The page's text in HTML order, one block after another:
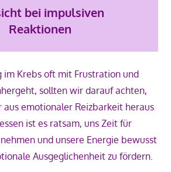
bei impulsiven
Reaktionen
im Krebs oft mit Frustration und
sollten wir darauf achten,
aus emotionaler Reizbarkeit heraus
ist es ratsam, uns Zeit für
und unsere Energie bewusst
Ausgeglichenheit zu fördern.